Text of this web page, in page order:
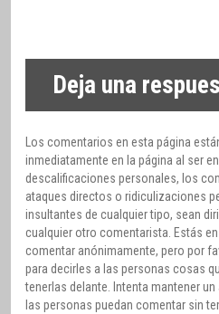
Deja una
Los comentarios en esta página
inmediatamente en la página al ser
descalificaciones personales, los
ataques directos o ridiculizaciones
insultantes de cualquier tipo, sean
cualquier otro comentarista. Estás
comentar anónimamente, pero por
para decirles a las personas cosas
tenerlas delante. Intenta mantener
las personas puedan comentar sin